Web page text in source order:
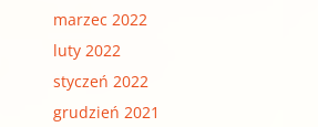
marzec 2022
luty 2022
styczeń 2022
grudzień 2021